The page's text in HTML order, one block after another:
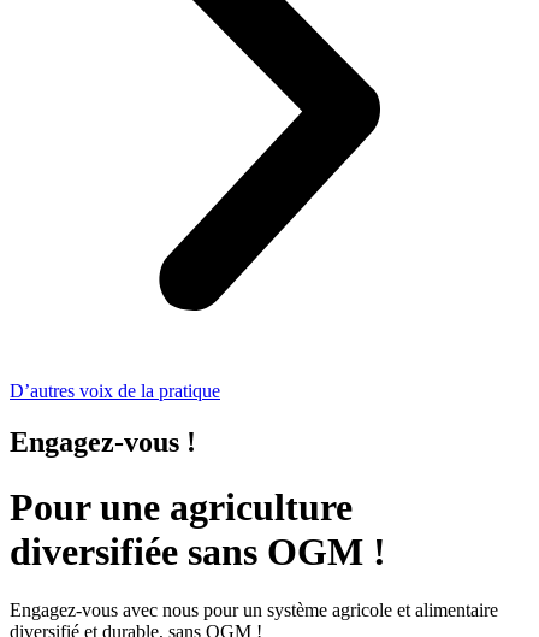
D’autres voix de la pra­tique
Engagez-vous !
Pour une agriculture
diversifiée sans OGM !
Enga­gez-vous avec nous pour un système agri­co­le et ali­men­tai­re
diver­si­fié et dura­ble, sans OGM !